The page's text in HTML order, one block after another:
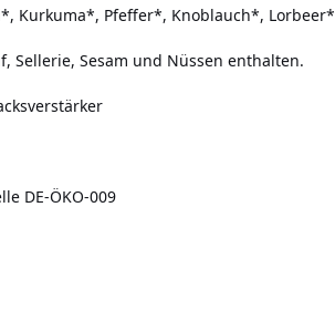
Kurkuma*, Pfeffer*, Knoblauch*, Lorbeer*
Sellerie, Sesam und Nüssen enthalten.
DE-ÖKO-009